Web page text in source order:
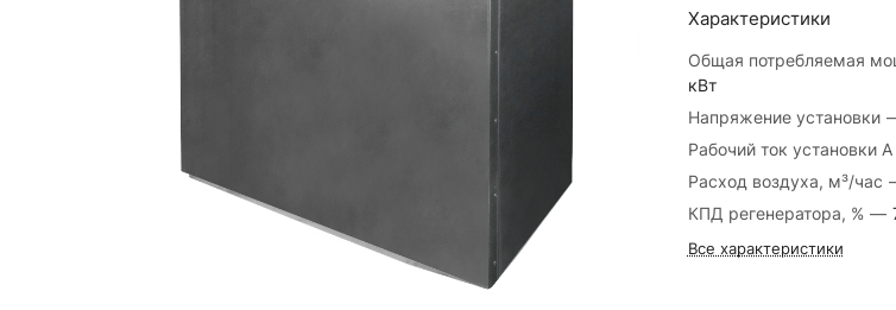
Характеристики
Общая потребляемая
кВт
Напряжение установки
Рабочий ток установки А
Расход воздуха, м³/час
КПД регенератора, % —
Все характеристики